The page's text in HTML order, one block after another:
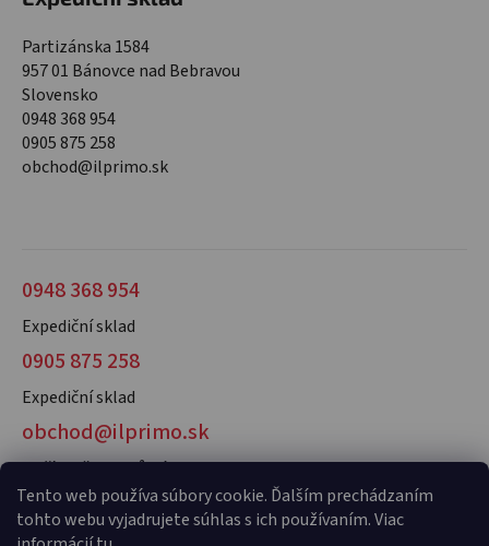
Tento web používa súbory cookie. Ďalším prechádzaním
tohto webu vyjadrujete súhlas s ich používaním. Viac
Partizánska 1584
957 01 Bánovce nad Bebravou
Slovensko
0948 368 954
0905 875 258
obchod@ilprimo.sk
0948 368 954
Expediční sklad
0905 875 258
Expediční sklad
obchod@ilprimo.sk
V případě dotazů nás kontaktujte